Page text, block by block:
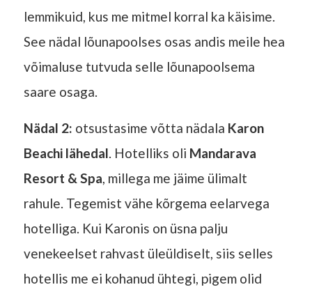
lemmikuid, kus me mitmel korral ka käisime.
See nädal lõunapoolses osas andis meile hea
võimaluse tutvuda selle lõunapoolsema
saare osaga.
Nädal 2: otsustasime võtta nädala Karon
Beachi lähedal. Hotelliks oli Mandarava
Resort & Spa, millega me jäime ülimalt
rahule. Tegemist vähe kõrgema eelarvega
hotelliga. Kui Karonis on üsna palju
venekeelset rahvast üleüldiselt, siis selles
hotellis me ei kohanud ühtegi, pigem olid